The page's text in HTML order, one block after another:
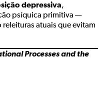
depressiva,
psíquica primitiva —
atuais que evitam
Processes and the